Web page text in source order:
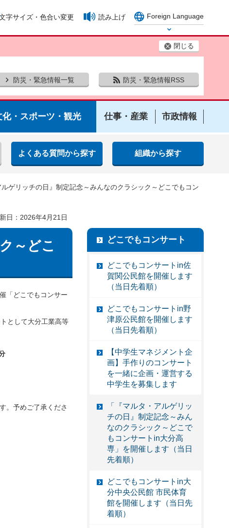
閉じる
防災・緊急情報一覧
防災・緊急情報RSS
字サイズ・色合い変更 読み上げ
Foreign Language
Select Language
化・スポーツ・観光 仕事・産業 市政情報
よくある質問から探す 組織から探す
ゲリッチの日』制定記念～みんなのクラシック～どこでもコン
日：2026年4月21日
～どこ
「どこでもコンサー
として大分工業高等
。予めご了承くださ
どこでもコンサート
どこでもコンサートin佐
賀関公民館を開催します
（当日先着順）
どこでもコンサートin野
津原公民館を開催します
（当日先着順）
【中学生マネジメント企
画】手作りのコンサート
を一緒に企画・運営する
中学生を募集します
「『マルタ・アルゲリッ
チの日』制定記念～みん
なのクラシック～どこで
もコンサートin大分高
専」を開催します（当日
先着順）
どこでもコンサートin大
分中央公民館 市民体育
館を開催します（当日先
着順）